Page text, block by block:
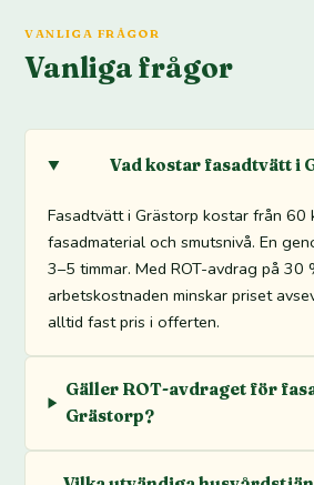
VANLIGA FRÅGOR
Vanliga frågor
Vad kostar fasadtvätt i
Fasadtvätt i Grästorp kostar från 60
fasadmaterial och smutsnivå. En
3–5 timmar. Med ROT-avdrag på 30
arbetskostnaden minskar priset
alltid fast pris i offerten.
Gäller ROT-avdraget för
Grästorp?